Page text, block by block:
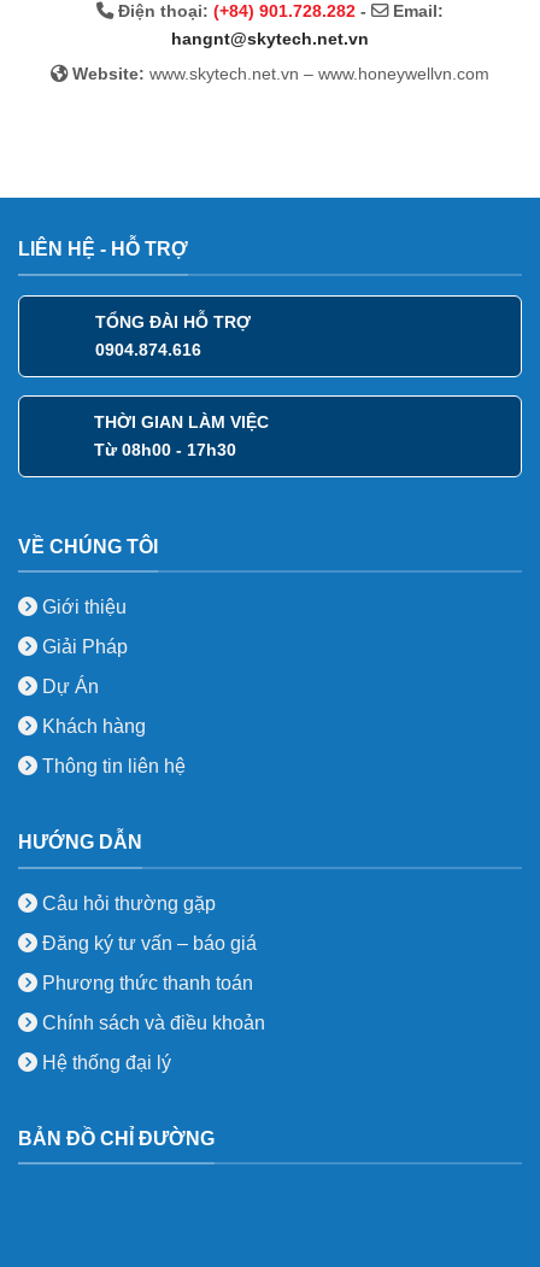
Điện thoại: (+84) 901.728.282 -
Email:
hangnt@skytech.net.vn
Website: www.skytech.net.vn – www.honeywellvn.com
LIÊN HỆ - HỖ TRỢ
TỔNG ĐÀI HỖ TRỢ
0904.874.616
THỜI GIAN LÀM VIỆC
Từ 08h00 - 17h30
VỀ CHÚNG TÔI
Giới thiệu
Giải Pháp
Dự Án
Khách hàng
Thông tin liên hệ
HƯỚNG DẪN
Câu hỏi thường gặp
Đăng ký tư vấn – báo giá
Phương thức thanh toán
Chính sách và điều khoản
Hệ thống đại lý
BẢN ĐỒ CHỈ ĐƯỜNG